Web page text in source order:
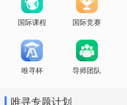
国际课程 国际竞赛
唯寻杯 导师团队
唯寻专题计划